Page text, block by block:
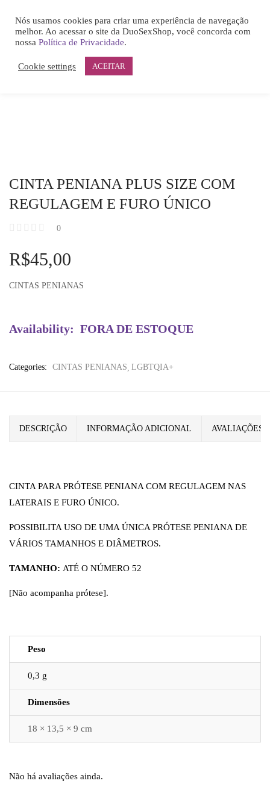
HOME
LOGIN
Lost password?
CINTA PENIANA PLUS SIZE COM
REGULAGEM E FURO ÚNICO
0
R$45,00
CINTAS PENIANAS
Availability: FORA DE ESTOQUE
Categories: CINTAS PENIANAS LGBTQIA+
DESCRIÇÃO INFORMAÇÃO ADICIONAL AVALIAÇÕES
CINTA PARA PRÓTESE PENIANA COM REGULAGEM NAS
LATERAIS E FURO ÚNICO.
POSSIBILITA USO DE UMA ÚNICA PRÓTESE PENIANA DE
VÁRIOS TAMANHOS E DIÂMETROS.
TAMANHO: ATÉ O NÚMERO 52
[Não acompanha prótese].
Peso
0,3 g
Dimensões
18 × 13,5 × 9 cm
Não há avaliações ainda.
Nós usamos cookies para criar uma experiência de navegação
melhor. Ao acessar o site da DuoSexShop, você concorda com
nossa Política de Privacidade.
Cookie settings ACEITAR